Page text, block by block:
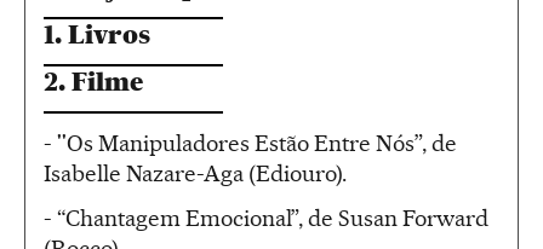
1. Livros
2. Filme
- ''Os Manipuladores Estão Entre Nós”, de
Isabelle Nazare-Aga (Ediouro).
- “Chantagem Emocional”, de Susan Forward